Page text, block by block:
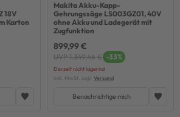
18V
Karton
Makita Akku-Kapp-
Gehrungssäge LS003GZ01, 40V
ohne Akku und Ladegerät mit
Zugfunktion
899,99 €
UVP 1.349,46 € -33%
Derzeit nicht lagernd
inkl. MwSt. zzgl. Versand
Benachrichtige mich